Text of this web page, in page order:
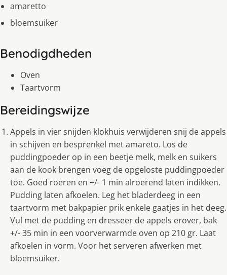
amaretto
bloemsuiker
Benodigdheden
Oven
Taartvorm
Bereidingswijze
Appels in vier snijden klokhuis verwijderen snij de appels
in schijven en besprenkel met amareto. Los de
puddingpoeder op in een beetje melk, melk en suikers
aan de kook brengen voeg de opgeloste puddingpoeder
toe. Goed roeren en +/- 1 min alroerend laten indikken.
Pudding laten afkoelen. Leg het bladerdeeg in een
taartvorm met bakpapier prik enkele gaatjes in het deeg.
Vul met de pudding en dresseer de appels erover, bak
+/- 35 min in een voorverwarmde oven op 210 gr. Laat
afkoelen in vorm. Voor het serveren afwerken met
bloemsuiker.